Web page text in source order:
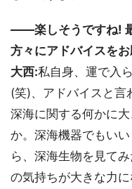
――楽しそうですね!
方々にアドバイスを
大西:私自身、運で入
(笑)、アドバイスと言
深海に関する何かに
か。深海機器でもい
ら、深海生物を見て
の気持ちが大きな力